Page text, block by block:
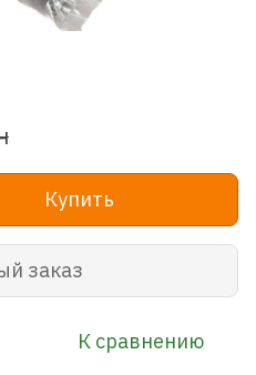
Купить
заказ
К сравнению